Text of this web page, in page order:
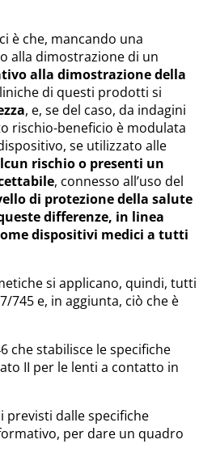
è che, mancando una
alla dimostrazione di un
alla dimostrazione della
di questi prodotti si
, e, se del caso, da indagini
rischio-beneficio è modulata
se utilizzato alle
rischio o presenti un
, connesso all’uso del
di protezione della salute
differenze, in linea
dispositivi medici a tutti
si applicano, quindi, tutti
745 e, in aggiunta, ciò che è
che stabilisce le specifiche
II per le lenti a contatto in
dalle specifiche
per dare un quadro